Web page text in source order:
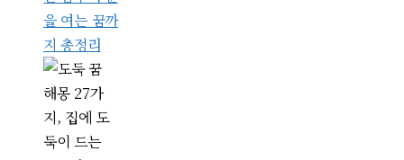
을 여는 꿈까
지 총정리